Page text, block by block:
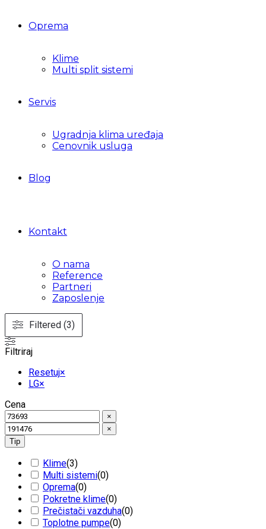
Oprema
Klime
Multi split sistemi
Servis
Ugradnja klima uređaja
Cenovnik usluga
Blog
Kontakt
O nama
Reference
Partneri
Zaposlenje
Filtered (3)
Filtriraj
Resetuj×
LG×
Cena
×
×
Tip
Klime(3)
Multi sistemi(0)
Oprema(0)
Pokretne klime(0)
Prečistači vazduha(0)
Toplotne pumpe(0)